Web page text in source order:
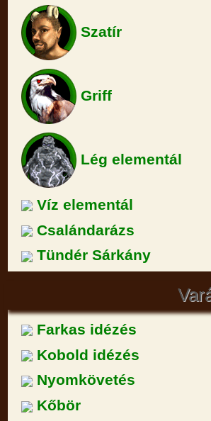
Szatír
Griff
Lég elementál
Víz elementál
Csalándarázs
Tündér Sárkány
Farkas idézés
Kobold idézés
Nyomkövetés
Kőbör